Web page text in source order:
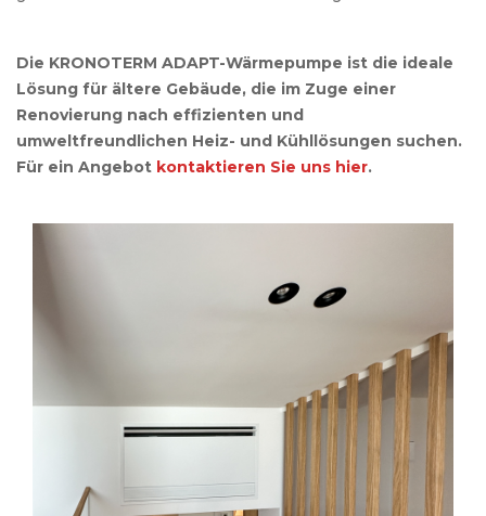
Die KRONOTERM ADAPT-Wärmepumpe ist die ideale
Lösung für ältere Gebäude, die im Zuge einer
Renovierung nach effizienten und
umweltfreundlichen Heiz- und Kühllösungen suchen.
Für ein Angebot kontaktieren Sie uns hier.